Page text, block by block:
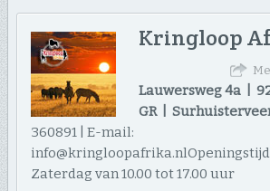
Kringloop
Lauwersweg 4a |
GR |
360891 | E-mail:
Zaterdag van 10.00 tot 17.00 uur